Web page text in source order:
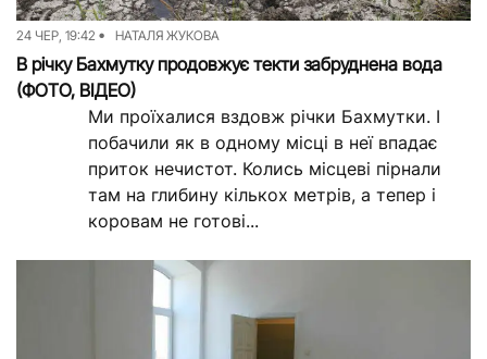
24 ЧЕР, 19:42 НАТАЛЯ ЖУКОВА
В річку Бахмутку продовжує текти забруднена вода
(ФОТО, ВІДЕО)
Ми проїхалися вздовж річки Бахмутки. І
побачили як в одному місці в неї впадає
приток нечистот. Колись місцеві пірнали
там на глибину кількох метрів, а тепер і
коровам не готові...